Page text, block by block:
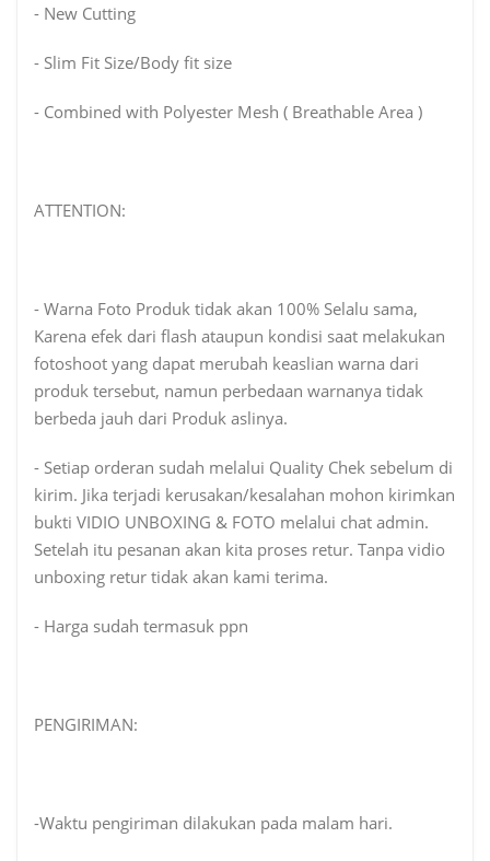
- New Cutting
- Slim Fit Size/Body fit size
- Combined with Polyester Mesh ( Breathable Area )
ATTENTION:
- Warna Foto Produk tidak akan 100% Selalu sama,
Karena efek dari flash ataupun kondisi saat melakukan
fotoshoot yang dapat merubah keaslian warna dari
produk tersebut, namun perbedaan warnanya tidak
berbeda jauh dari Produk aslinya.
- Setiap orderan sudah melalui Quality Chek sebelum di
kirim. Jika terjadi kerusakan/kesalahan mohon kirimkan
bukti VIDIO UNBOXING & FOTO melalui chat admin.
Setelah itu pesanan akan kita proses retur. Tanpa vidio
unboxing retur tidak akan kami terima.
- Harga sudah termasuk ppn
PENGIRIMAN:
-Waktu pengiriman dilakukan pada malam hari.